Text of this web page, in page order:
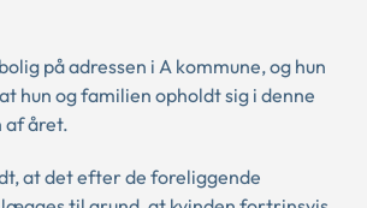
på adressen i A kommune, og hun
hun og familien opholdt sig i denne
af året.
at det efter de foreliggende